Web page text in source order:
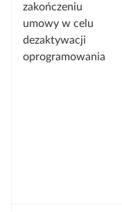
zakończeniu
umowy w celu
dezaktywacji
oprogramowania